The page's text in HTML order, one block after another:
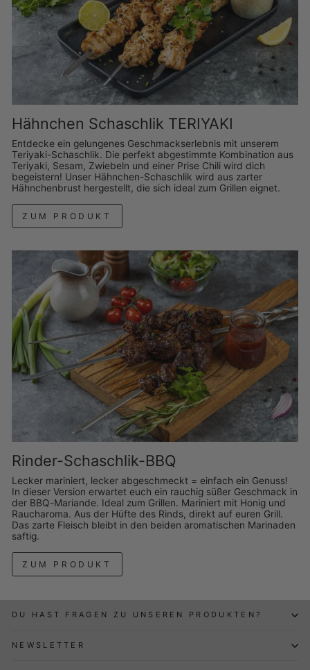
Hähnchen Schaschlik TERIYAKI
Entdecke ein gelungenes Geschmackserlebnis mit unserem
Teriyaki-Schaschlik. Die perfekt abgestimmte Kombination aus
Teriyaki, Sesam, Zwiebeln und einer Prise Chili wird dich
begeistern! Unser Hähnchen-Schaschlik wird aus zarter
Hähnchenbrust hergestellt, die sich ideal zum Grillen eignet.
ZUM PRODUKT
Rinder-Schaschlik-BBQ
Lecker mariniert, lecker abgeschmeckt = einfach ein Genuss!
In dieser Version erwartet euch ein rauchig süßer Geschmack in
der BBQ-Mariande. Ideal zum Grillen. Mariniert mit Honig und
Raucharoma. Aus der Hüfte des Rinds, direkt auf euren Grill.
Das zarte Fleisch bleibt in den beiden aromatischen Marinaden
saftig.
ZUM PRODUKT
DU HAST FRAGEN ZU UNSEREN PRODUKTEN?
NEWSLETTER